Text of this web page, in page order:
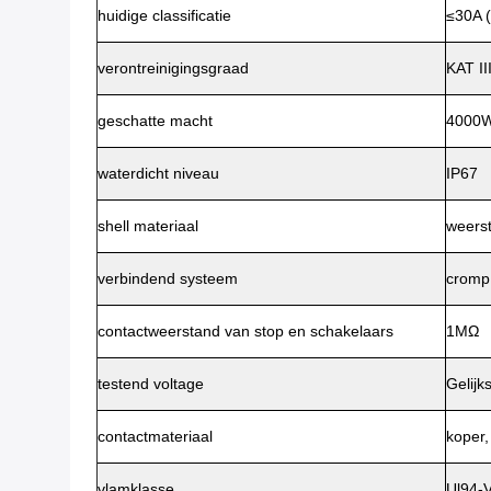
huidige classificatie ≤30A
verontreinigingsgraad KAT
geschatte macht
waterdicht niveau IP67
shell materiaal
verbindend systeem
contactweerstand van stop en schakelaars 1MΩ
testend voltage
contactmateriaal